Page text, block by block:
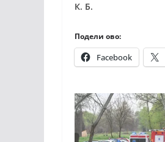
К. Б.
Подели ово:
Facebook